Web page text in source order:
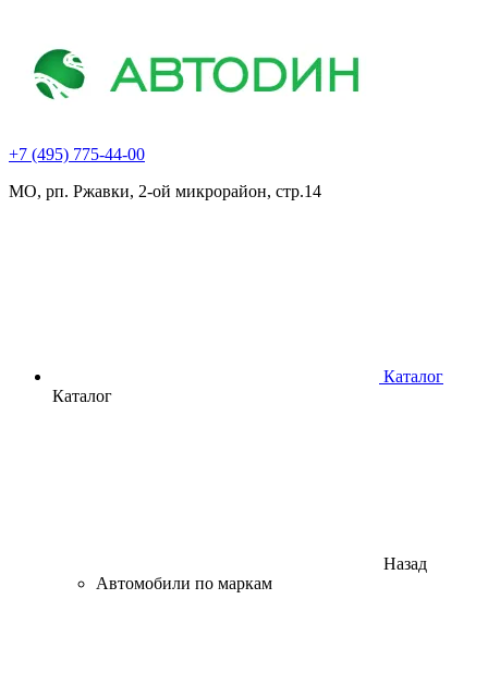
+7 (495) 775-44-00
МО, рп. Ржавки, 2-ой микрорайон, стр.14
Каталог
Каталог
Назад
Автомобили по маркам